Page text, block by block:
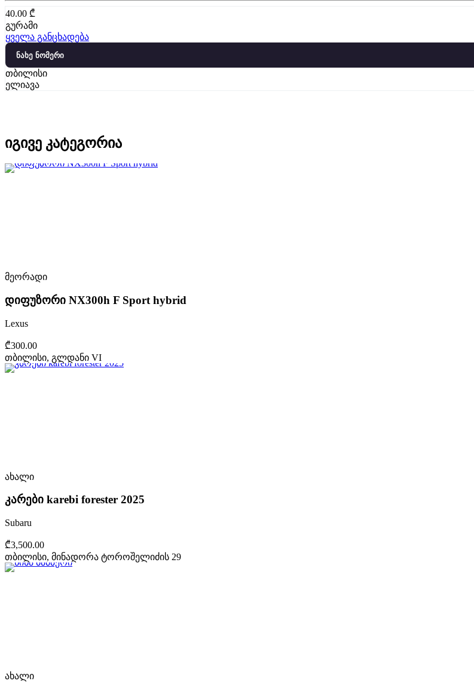
40.00 ₾
გურამი
ყველა განცხადება
ნახე ნომერი
თბილისი
ელიავა
იგივე კატეგორია
მეორადი
დიფუზორი NX300h F Sport hybrid
Lexus
₾300.00
თბილისი, გლდანი VI
ახალი
კარები karebi forester 2025
Subaru
₾3,500.00
თბილისი, მინადორა ტოროშელიძის 29
ახალი